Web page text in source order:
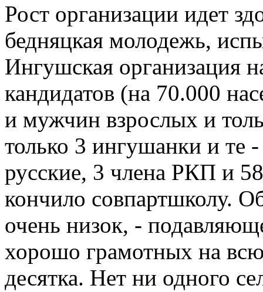
Рост организации идет
бедняцкая молодежь,
Ингушская организация
кандидатов (на 70.000
и мужчин взрослых и
только 3 ингушанки и те
русские, 3 члена РКП и
кончило совпартшколу.
очень низок, -
хорошо грамотных на
десятка. Нет ни одного